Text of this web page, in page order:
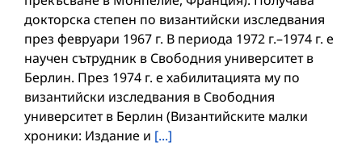
докторска степен по византийски изследвания
през февруари 1967 г. В периода 1972 г.–1974 г. е
научен сътрудник в Свободния университет в
Берлин. През 1974 г. е хабилитацията му по
византийски изследвания в Свободния
университет в Берлин (Византийските малки
хроники: Издание и [...]